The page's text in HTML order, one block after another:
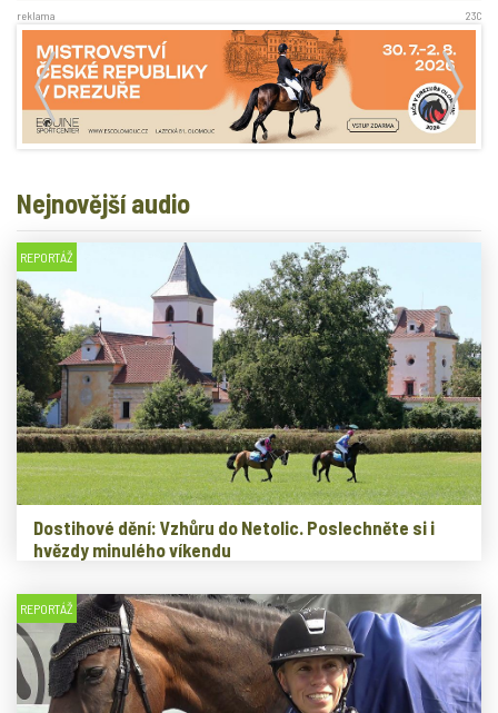
reklama 23C
Nejnovější audio
REPORTÁŽ
Dostihové dění: Vzhůru do Netolic. Poslechněte si i
hvězdy minulého víkendu
REPORTÁŽ